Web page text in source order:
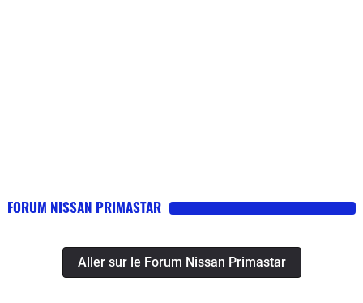
FORUM NISSAN PRIMASTAR
Aller sur le Forum Nissan Primastar